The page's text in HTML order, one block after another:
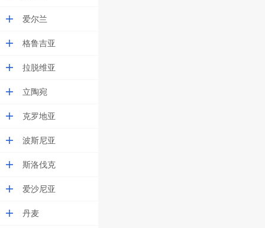
爱尔兰
格鲁吉亚
拉脱维亚
立陶宛
克罗地亚
波斯尼亚
斯洛伐克
爱沙尼亚
丹麦